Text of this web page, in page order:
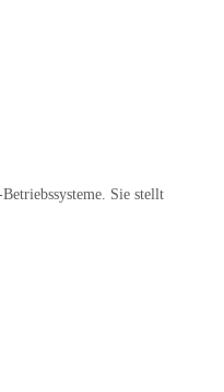
Sie stellt